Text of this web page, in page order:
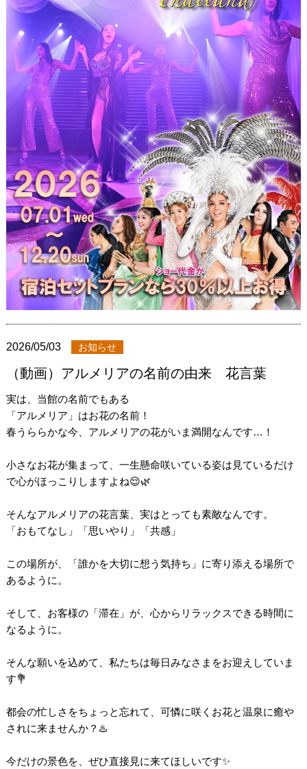
2026/05/03 お知らせ
（動画）アルメリアの名前の由来 花言葉
実は、当館の名前でもある
「アルメリア」はお花の名前！
春うららかな今、アルメリアの花がいま満開なんです…！
小さなお花が集まって、一生懸命咲いている姿は見ているだけ
で心がほっこりしますよね😌🌿
そんなアルメリアの花言葉、実はとっても素敵なんです。
「おもてなし」「思いやり」「共感」
この場所が、「誰かを大切に想う気持ち」に寄り添える場所で
あるように。
そして、お客様の「滞在」が、心からリラックスできる時間に
なるように。
そんな願いを込めて、私たちは毎日みなさまをお迎えしていま
す💐
都会の忙しさをちょっと忘れて、可憐に咲くお花と温泉に癒や
されに来ませんか？♨️
今だけの景色を、ぜひ直接見に来てほしいです✨